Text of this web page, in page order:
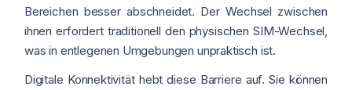
Bereichen besser abschneidet. Der Wechsel zwischen
ihnen erfordert traditionell den physischen SIM-Wechsel,
was in entlegenen Umgebungen unpraktisch ist.
Digitale Konnektivität hebt diese Barriere auf. Sie können